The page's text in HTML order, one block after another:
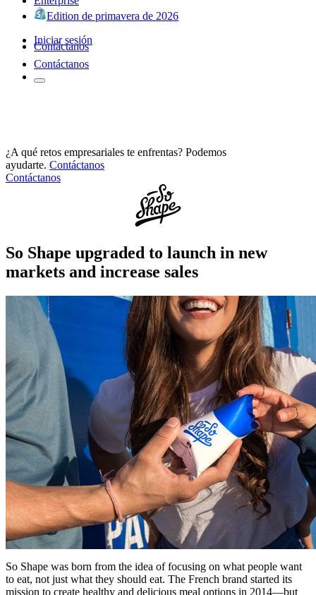
Edition de primavera de 2026
Iniciar sesión
Contáctanos
Contáctanos
¿A qué retos empresariales te enfrentas? Podemos
ayudarte. Contáctanos
Contáctanos
So Shape upgraded to launch in new
markets and increase sales
So Shape was born from the idea of focusing on what people want
to eat, not just what they should eat. The French brand started its
mission to create healthy and delicious meal options in 2014—but